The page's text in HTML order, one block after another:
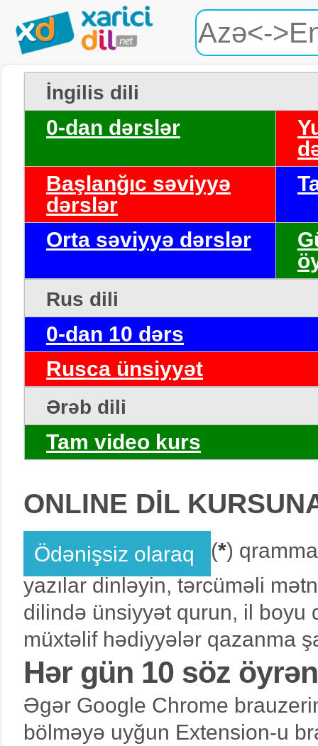
İngilis dili
0-dan dərslər
Başlanğıc səviyyə
dərslər
Orta səviyyə dərslər
Rus dili
0-dan 10 dərs
Rusca ünsiyyət
Ərəb dili
Tam video kurs
ONLINE DİL
Ödənişsiz olaraq (*)
yazılar dinləyin, tərcüməli
dilində ünsiyyət qurun, il boyu
müxtəlif hədiyyələr qazanma
Hər gün 10 söz
Əgər Google Chrome
bölməyə uyğun Extension-u